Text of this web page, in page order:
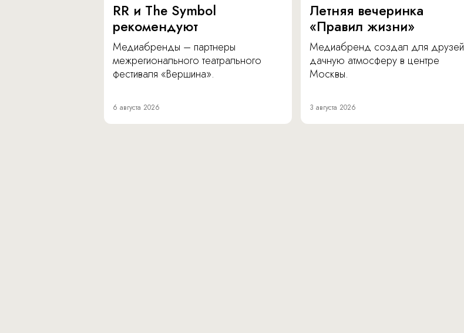
RR и The Symbol
рекомендуют
Медиабренды – партнеры
межрегионального театрального
фестиваля «Вершина».
6 августа 2026
Летняя вечеринка
«Правил жизни»
Медиабренд создал для друзей
дачную атмосферу в центре
Москвы.
3 августа 2026